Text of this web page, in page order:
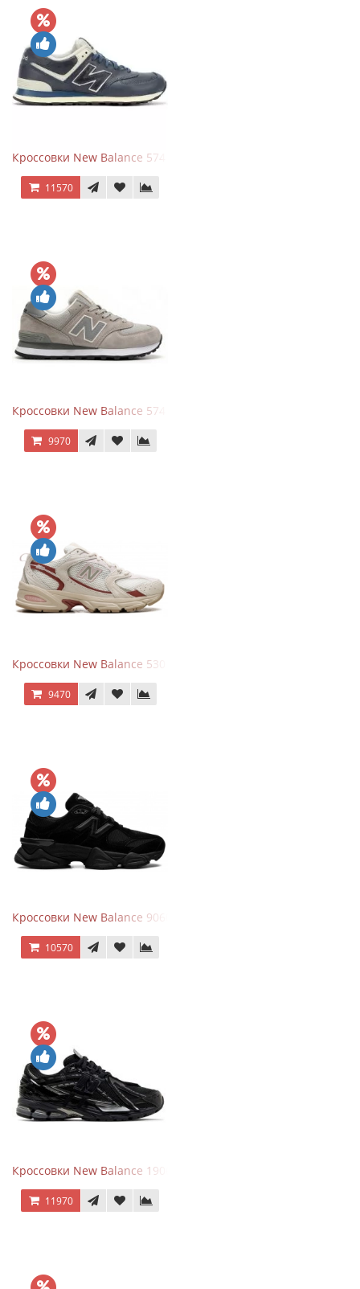
Кроссовки New Balance 574 Classic Blue White Leather
11570
Кроссовки New Balance 574 Silver Summer Fog
9970
Кроссовки New Balance 530 Festival Pack Clay
9470
Кроссовки New Balance 9060 Triple Black
10570
Кроссовки New Balance 1906A Black Silver
11970